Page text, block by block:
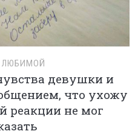
ЛЮБИМОЙ
девушки и
что ухожу
реакции не мог